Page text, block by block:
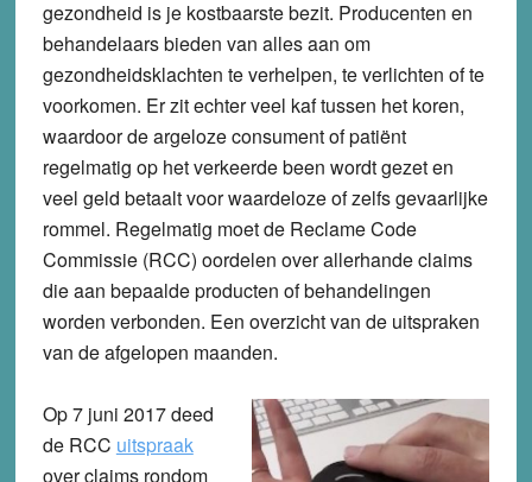
gezondheid is je kostbaarste bezit. Producenten en
behandelaars bieden van alles aan om
gezondheidsklachten te verhelpen, te verlichten of te
voorkomen. Er zit echter veel kaf tussen het koren,
waardoor de argeloze consument of patiënt
regelmatig op het verkeerde been wordt gezet en
veel geld betaalt voor waardeloze of zelfs gevaarlijke
rommel. Regelmatig moet de Reclame Code
Commissie (RCC) oordelen over allerhande claims
die aan bepaalde producten of behandelingen
worden verbonden. Een overzicht van de uitspraken
van de afgelopen maanden.
Op 7 juni 2017 deed
de RCC uitspraak
over claims rondom